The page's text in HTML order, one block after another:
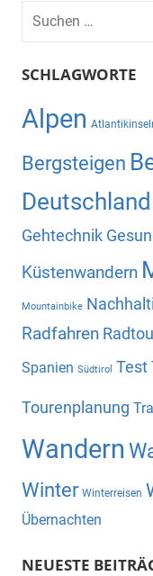
Beiträge
Suchen
nach:
SCHLAGWORTE
Alpen
Bergsteigen
Deutschland
Gehtechnik
Küstenwandern
Mountainbike
Radfahren
Spanien Südtirol Test
Tourenplanung
Wandern
Winter Winterreisen
Übernachten
NEUESTE